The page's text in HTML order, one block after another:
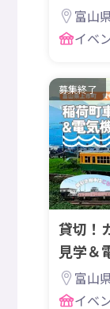
富山
イベ
募集終了
貸切！
見学＆
決〜富山
イベ